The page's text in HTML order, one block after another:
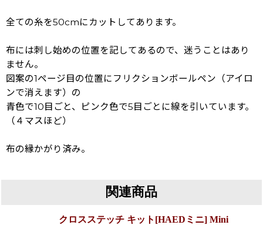
全ての糸を50cmにカットしてあります。
布には刺し始めの位置を記してあるので、迷うことはあり
ません。
図案の1ページ目の位置にフリクションボールペン（アイロ
ンで消えます）の
青色で10目ごと、ピンク色で5目ごとに線を引いています。
（４マスほど）
布の縁かがり済み。
関連商品
クロスステッチ キット[HAEDミニ] Mini